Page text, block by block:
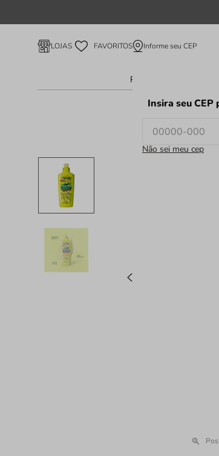
LOJAS FAVORITOS Informe seu CEP
Insira seu
Não sei meu cep
Perfume Feminino